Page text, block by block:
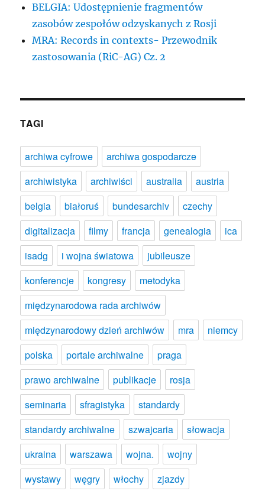
BELGIA: Udostępnienie fragmentów
zasobów zespołów odzyskanych z Rosji
MRA: Records in contexts- Przewodnik
zastosowania (RiC-AG) Cz. 2
TAGI
archiwa cyfrowe
archiwa gospodarcze
archiwistyka
archiwiści australia
austria
belgia
białoruś bundesarchiv
czechy
digitalizacja
filmy francja genealogia
ica
isadg
i wojna światowa
jubileusze
konferencje
kongresy
metodyka
międzynarodowa rada archiwów
międzynarodowy dzień archiwów
mra
niemcy
polska
portale archiwalne
praga
prawo archiwalne
publikacje
rosja
seminaria
sfragistyka
standardy
standardy archiwalne
szwajcaria
słowacja
ukraina
warszawa wojna.
wojny
wystawy
węgry włochy zjazdy